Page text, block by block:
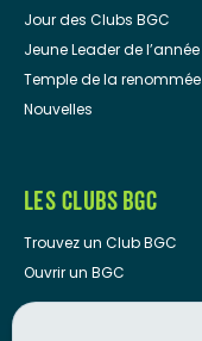
Jour des Clubs BGC
Jeune Leader de l’année
Temple de la renommée
Nouvelles
LES CLUBS BGC
Trouvez un Club BGC
Ouvrir un BGC